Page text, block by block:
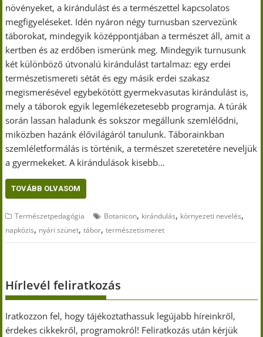
növényeket, a kirándulást és a természettel kapcsolatos
megfigyeléseket. Idén nyáron négy turnusban szervezünk
táborokat, mindegyik középpontjában a természet áll, amit a
kertben és az erdőben ismerünk meg. Mindegyik turnusunk
két különböző útvonalú kirándulást tartalmaz: egy erdei
természetismereti sétát és egy másik erdei szakasz
megismerésével egybekötött gyermekvasutas kirándulást is,
mely a táborok egyik legemlékezetesebb programja. A túrák
során lassan haladunk és sokszor megállunk szemlélődni,
miközben hazánk élővilágáról tanulunk. Táborainkban
szemléletformálás is történik, a természet szeretetére neveljük
a gyermekeket. A kirándulások kisebb…
TOVÁBB OLVASOM
Természetpedagógia Botanicon, kirándulás, környezeti nevelés,
napközis, nyári szünet,tábor,természetismeret
Hírlevél feliratkozás
Iratkozzon fel, hogy tájékoztathassuk legújabb híreinkről,
érdekes cikkekről, programokról! Feliratkozás után kérjük